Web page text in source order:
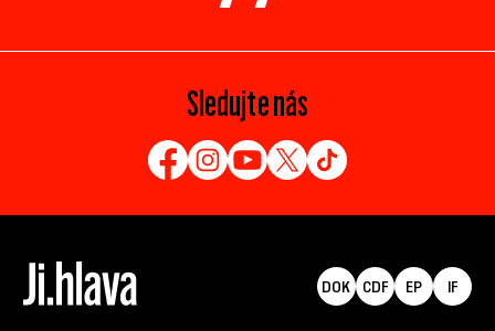
Sledujte nás
DOK CDF EP IF